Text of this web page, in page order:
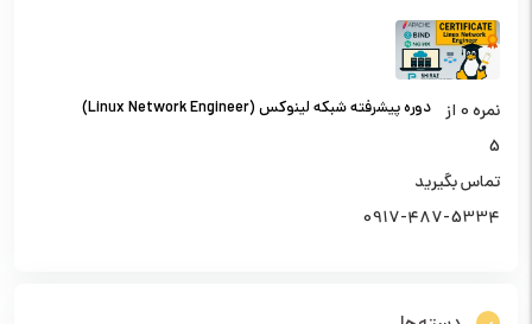
دوره پیشرفته شبکه لینوکس (Linux Network Engineer) نمره0 از
5
تماس بگیرید
0917-487-5334